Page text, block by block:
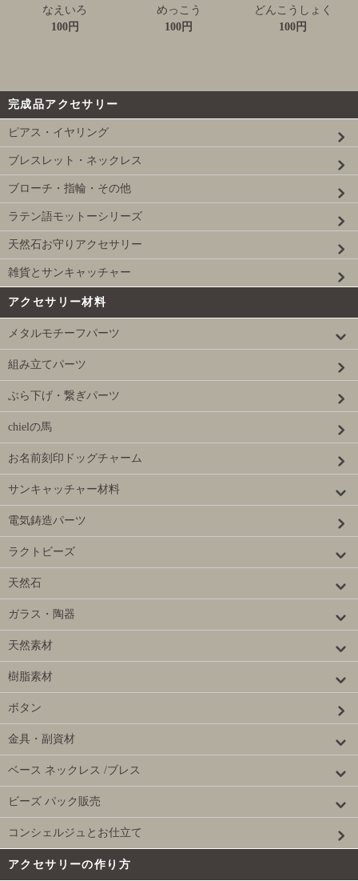
なえいろ
100円
めっこう
100円
どんこうしょく
100円
完成品アクセサリー
ピアス・イヤリング
ブレスレット・ネックレス
ブローチ・指輪・その他
ラテン語モットーシリーズ
天然石お守りアクセサリー
雑貨とサンキャッチャー
アクセサリー材料
メタルモチーフパーツ
組み立てパーツ
ぶら下げ・繋ぎパーツ
chielの馬
お名前刻印ドッグチャーム
サンキャッチャー材料
電気鋳造パーツ
ラクトビーズ
天然石
ガラス・陶器
天然素材
樹脂素材
ボタン
金具・副資材
ベース ネックレス /ブレス
ビーズ パック販売
コンシェルジュとお仕立て
アクセサリーの作り方